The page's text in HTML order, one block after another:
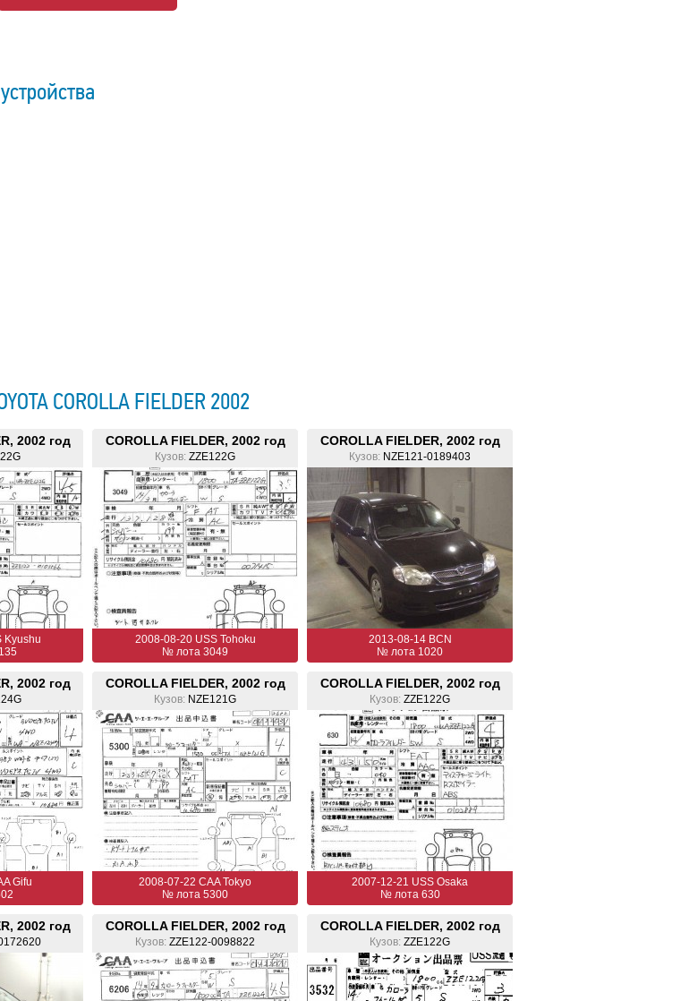
COROLLA FIELDER 2002
2002 год
Kyushu
COROLLA FIELDER, 2002 год
Кузов: ZZE122G
2008-08-20 USS Tohoku
№ лота 3049
COROLLA FIELDER, 2002 год
Кузов: NZE121-0189403
2013-08-14 BCN
№ лота 1020
2002 год
Gifu
COROLLA FIELDER, 2002 год
Кузов: NZE121G
2008-07-22 CAA Tokyo
№ лота 5300
COROLLA FIELDER, 2002 год
Кузов: ZZE122G
2007-12-21 USS Osaka
№ лота 630
2002 год COROLLA FIELDER, 2002 год
Кузов: ZZE122-0098822
COROLLA FIELDER, 2002 год
Кузов: ZZE122G